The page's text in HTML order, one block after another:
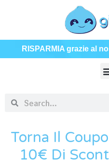
RISPARMIA grazie al
Torna Il
10€ Di